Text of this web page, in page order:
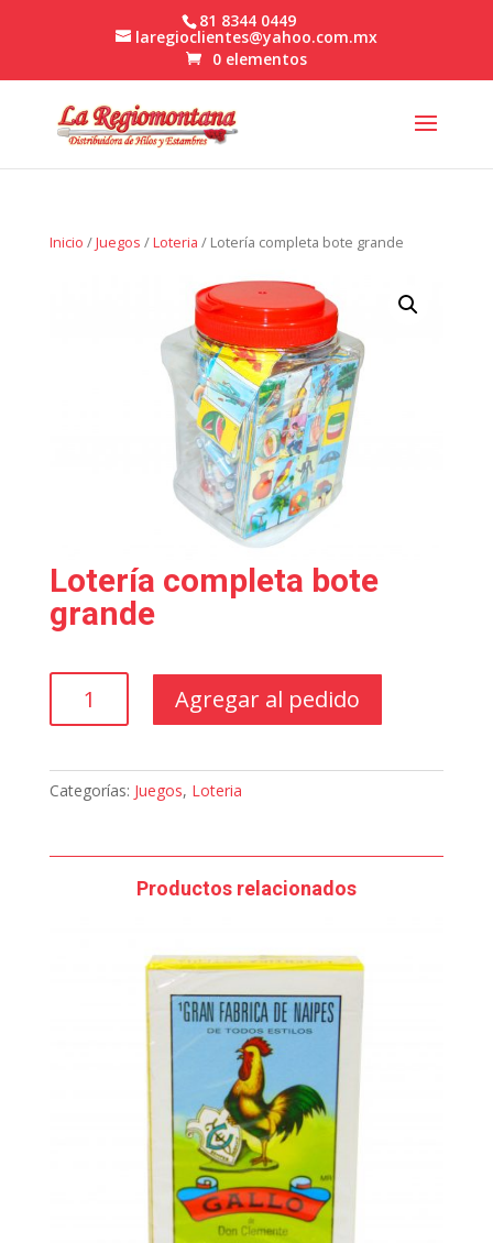
81 8344 0449
laregioclientes@yahoo.com.mx
0 elementos
Inicio /Juegos /Loteria / Lotería completa bote grande
Lotería completa bote
grande
completa
cantidad
Agregar al pedido
Categorías: Juegos, Loteria
Productos relacionados